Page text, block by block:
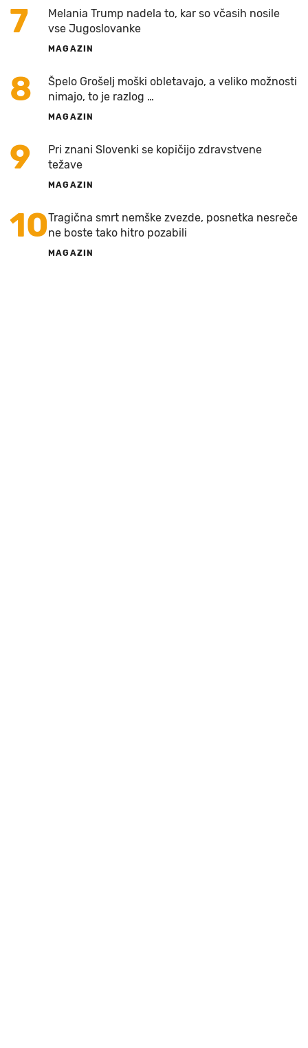
7
Melania Trump nadela to, kar so včasih nosile
vse Jugoslovanke
MAGAZIN
8
Špelo Grošelj moški obletavajo, a veliko možnosti
nimajo, to je razlog …
MAGAZIN
9
Pri znani Slovenki se kopičijo zdravstvene
težave
MAGAZIN
10Tragična smrt nemške zvezde, posnetka nesreče
ne boste tako hitro pozabili
MAGAZIN